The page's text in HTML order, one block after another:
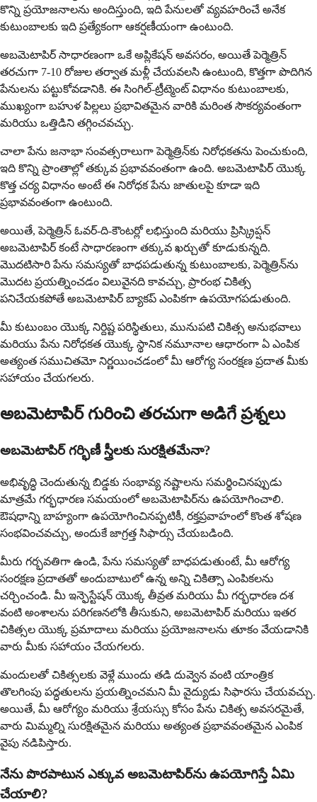
కొన్ని ప్రయోజనాలను అందిస్తుంది, ఇది పేనులతో వ్యవహరించే అనేక
కుటుంబాలకు ఇది ప్రత్యేకంగా ఆకర్షణీయంగా ఉంటుంది.
అబమెటాపిర్ సాధారణంగా ఒకే అప్లికేషన్ అవసరం, అయితే పెర్మెత్రిన్
తరచుగా 7-10 రోజుల తర్వాత మళ్లీ చేయవలసి ఉంటుంది, కొత్తగా పొదిగిన
పేనులను పట్టుకోవడానికి. ఈ సింగిల్-ట్రీట్మెంట్ విధానం కుటుంబాలకు,
ముఖ్యంగా బహుళ పిల్లలు ప్రభావితమైన వారికి మరింత సౌకర్యవంతంగా
మరియు ఒత్తిడిని తగ్గించవచ్చు.
చాలా పేను జనాభా సంవత్సరాలుగా పెర్మెత్రిన్‌కు నిరోధకతను పెంచుకుంది,
ఇది కొన్ని ప్రాంతాల్లో తక్కువ ప్రభావవంతంగా ఉంది. అబమెటాపిర్ యొక్క
కొత్త చర్య విధానం అంటే ఈ నిరోధక పేను జాతులపై కూడా ఇది
ప్రభావవంతంగా ఉంటుంది.
అయితే, పెర్మెత్రిన్ ఓవర్-ది-కౌంటర్లో లభిస్తుంది మరియు ప్రిస్క్రిప్షన్
అబమెటాపిర్ కంటే సాధారణంగా తక్కువ ఖర్చుతో కూడుకున్నది.
మొదటిసారి పేను సమస్యతో బాధపడుతున్న కుటుంబాలకు, పెర్మెత్రిన్‌ను
మొదట ప్రయత్నించడం విలువైనది కావచ్చు, ప్రారంభ చికిత్స
పనిచేయకపోతే అబమెటాపిర్ బ్యాకప్ ఎంపికగా ఉపయోగపడుతుంది.
మీ కుటుంబం యొక్క నిర్దిష్ట పరిస్థితులు, మునుపటి చికిత్స అనుభవాలు
మరియు పేను నిరోధకత యొక్క స్థానిక నమూనాల ఆధారంగా ఏ ఎంపిక
అత్యంత సముచితమో నిర్ణయించడంలో మీ ఆరోగ్య సంరక్షణ ప్రదాత మీకు
సహాయం చేయగలరు.
అబమెటాపిర్ గురించి తరచుగా అడిగే ప్రశ్నలు
అబమెటాపిర్ గర్భిణీ స్త్రీలకు సురక్షితమేనా?
అభివృద్ధి చెందుతున్న బిడ్డకు సంభావ్య నష్టాలను సమర్థించినప్పుడు
మాత్రమే గర్భధారణ సమయంలో అబమెటాపిర్‌ను ఉపయోగించాలి.
ఔషధాన్ని బాహ్యంగా ఉపయోగించినప్పటికీ, రక్తప్రవాహంలో కొంత శోషణ
సంభవించవచ్చు, అందుకే జాగ్రత్త సిఫార్సు చేయబడింది.
మీరు గర్భవతిగా ఉండి, పేను సమస్యతో బాధపడుతుంటే, మీ ఆరోగ్య
సంరక్షణ ప్రదాతతో అందుబాటులో ఉన్న అన్ని చికిత్సా ఎంపికలను
చర్చించండి. మీ ఇన్ఫెస్టేషన్ యొక్క తీవ్రత మరియు మీ గర్భధారణ దశ
వంటి అంశాలను పరిగణనలోకి తీసుకుని, అబమెటాపిర్ మరియు ఇతర
చికిత్సల యొక్క ప్రమాదాలు మరియు ప్రయోజనాలను తూకం వేయడానికి
వారు మీకు సహాయం చేయగలరు.
మందులతో చికిత్సలకు వెళ్లే ముందు తడి దువ్వెన వంటి యాంత్రిక
తొలగింపు పద్ధతులను ప్రయత్నించమని మీ వైద్యుడు సిఫారసు చేయవచ్చు.
అయితే, మీ ఆరోగ్యం మరియు శ్రేయస్సు కోసం పేను చికిత్స అవసరమైతే,
వారు మిమ్మల్ని సురక్షితమైన మరియు అత్యంత ప్రభావవంతమైన ఎంపిక
వైపు నడిపిస్తారు.
నేను పొరపాటున ఎక్కువ అబమెటాపిర్‌ను ఉపయోగిస్తే ఏమి
చేయాలి?